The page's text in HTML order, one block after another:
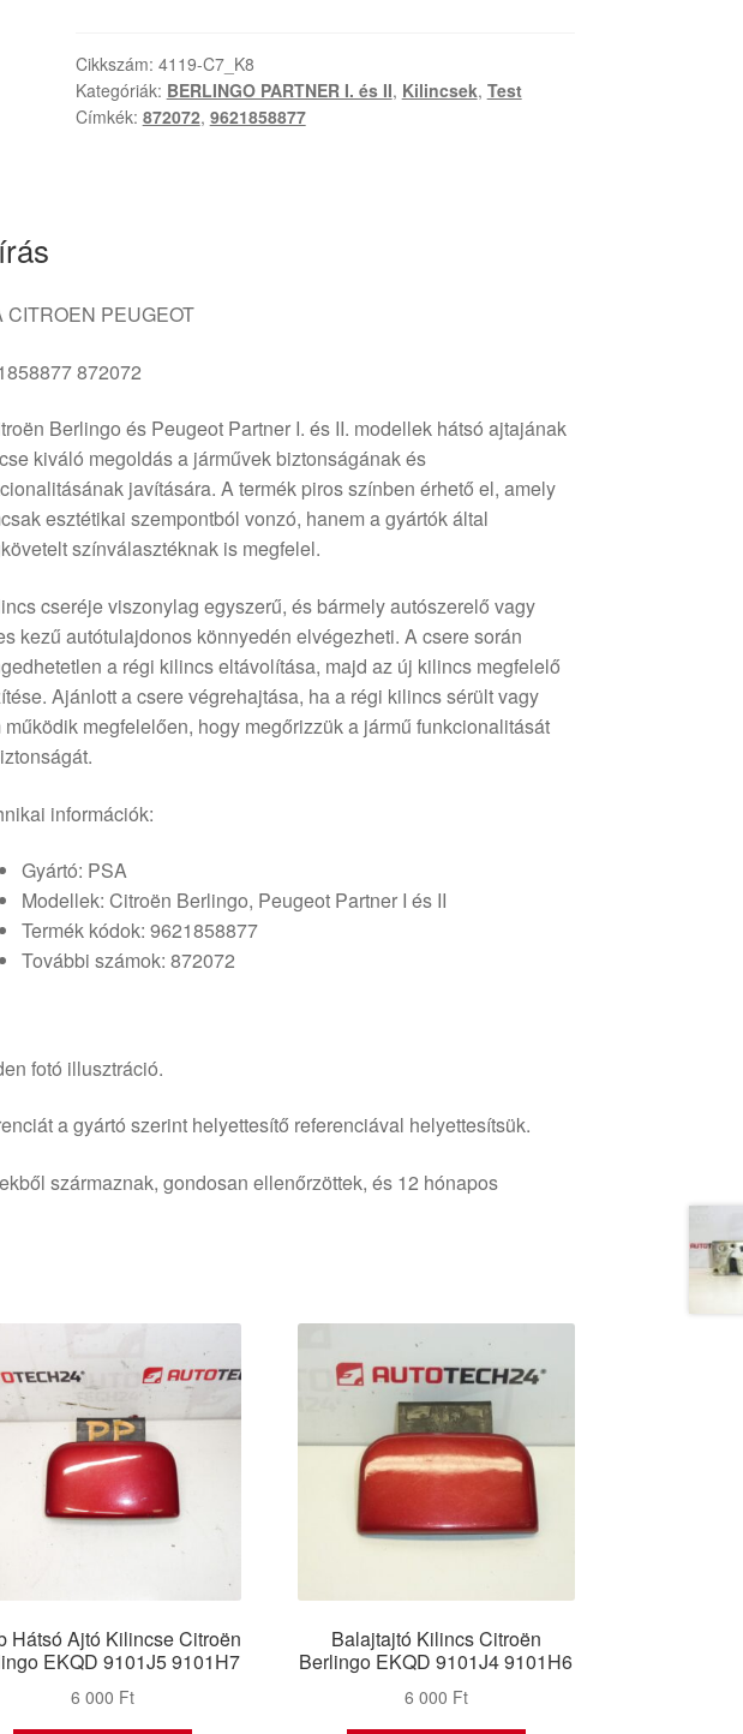
9621858877
KJF
mennyiség
Cikkszám: 4119-C7_K8
Kategóriák: BERLINGO PARTNER I. és II, Kilincsek, Test
Címkék: 872072, 9621858877
CITROEN PEUGEOT
872072
Berlingo és Peugeot Partner I. és II. modellek hátsó ajtajának
kiváló megoldás a járművek biztonságának és
javítására. A termék piros színben érhető el, amely
esztétikai szempontból vonzó, hanem a gyártók által
színválasztéknak is megfelel.
cseréje viszonylag egyszerű, és bármely autószerelő vagy
kezű autótulajdonos könnyedén elvégezheti. A csere során
a régi kilincs eltávolítása, majd az új kilincs megfelelő
Ajánlott a csere végrehajtása, ha a régi kilincs sérült vagy
működik megfelelően, hogy megőrizzük a jármű funkcionalitását
információk:
Gyártó: PSA
Modellek: Citroën Berlingo, Peugeot Partner I és II
Termék kódok: 9621858877
További számok: 872072
fotó illusztráció.
a gyártó szerint helyettesítő referenciával helyettesítsük.
származnak, gondosan ellenőrzöttek, és 12 hónapos
Hátsó Ajtó Kilincse Citroën
EKQD 9101J5 9101H7
6 000 Ft
Balajtajtó Kilincs Citroën
Berlingo EKQD 9101J4 9101H6
6 000 Ft